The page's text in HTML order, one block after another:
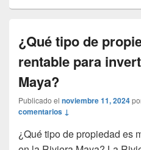
¿Qué tipo de
rentable para
Maya?
Publicado el noviembre 11, 2024
comentarios ↓
¿Qué tipo de propiedad es